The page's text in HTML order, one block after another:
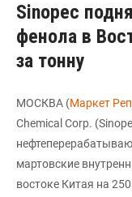
Sinopec
фенола в
за тонну
МОСКВА (Маркет
Chemical Corp.
мартовские
востоке Китая на